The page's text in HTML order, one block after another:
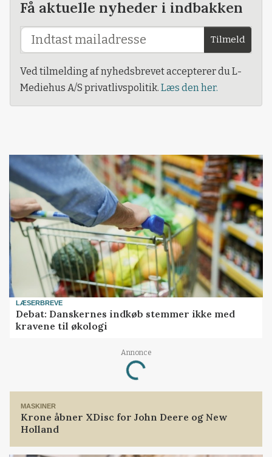
Få aktuelle nyheder i indbakken
Tilmeld
Ved tilmelding af nyhedsbrevet accepterer du L-
Mediehus A/S privatlivspolitik. Læs den her.
LÆSERBREVE
Debat: Danskernes indkøb stemmer ikke med
kravene til økologi
Annonce
Loading...
MASKINER
Krone åbner XDisc for John Deere og New
Holland